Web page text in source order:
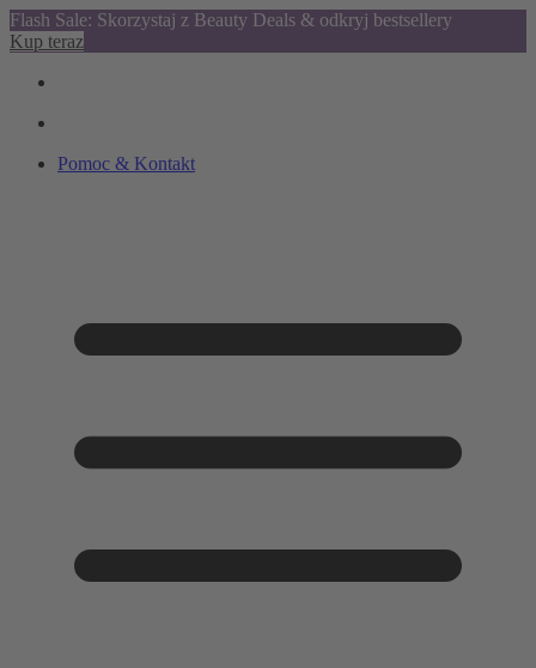
Flash Sale: Skorzystaj z Beauty Deals & odkryj bestsellery
Kup teraz
Pomoc & Kontakt